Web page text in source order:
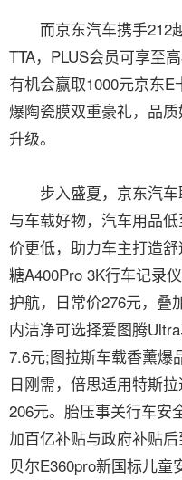
而京东汽车携手212
TTA，PLUS会员可享至
有机会赢取1000元京东
爆陶瓷膜双重豪礼，品
升级。
步入盛夏，京东汽车
与车载好物，汽车用品
价更低，助力车主打造
糖A400Pro 3K行车记录
护航，日常价276元，叠
内洁净可选择爱图腾
7.6元;图拉斯车载香薰爆
日刚需，倍思适用特斯
206元。胎压事关行车安
加百亿补贴与政府补贴
贝尔E360pro新国标儿